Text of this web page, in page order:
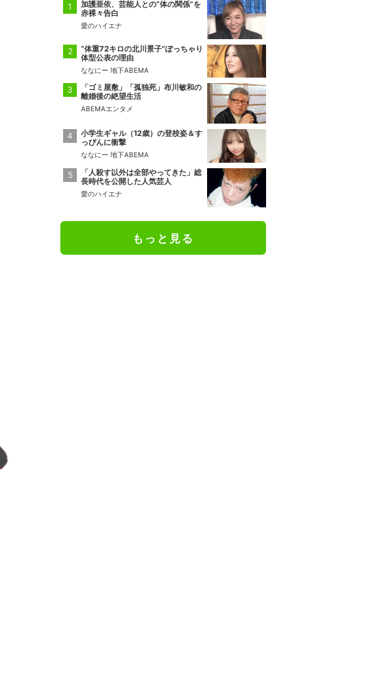
加護亜依、芸能人との“体の関係”を
赤裸々告白
愛のハイエナ
“体重72キロの北川景子”ぽっちゃり
体型公表の理由
ななにー 地下ABEMA
「ゴミ屋敷」「孤独死」布川敏和の
離婚後の絶望生活
ABEMAエンタメ
小学生ギャル（12歳）の登校姿＆す
っぴんに衝撃
ななにー 地下ABEMA
「人殺す以外は全部やってきた」総
長時代を公開した人気芸人
愛のハイエナ
もっと見る